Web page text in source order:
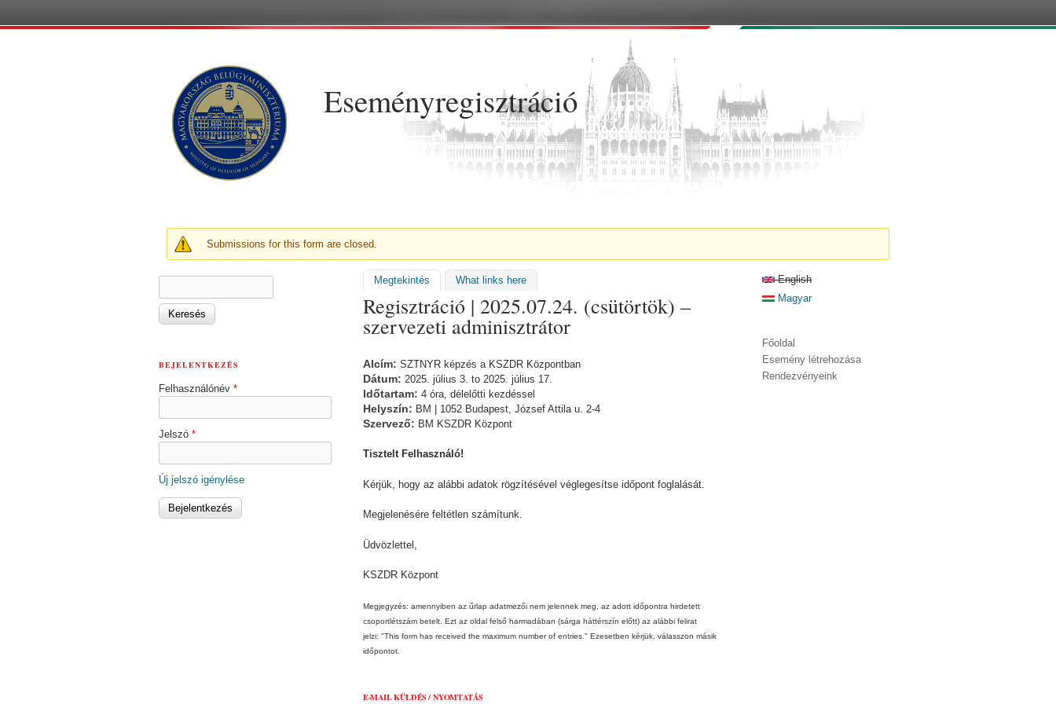
Eseményregisztráció
FIGYELMEZTETŐ ÜZENET
Submissions for this form are closed.
Megtekintés (aktív fül)What links here
Regisztráció | 2025.07.24. (csütörtök) –
szervezeti adminisztrátor
Alcím: SZTNYR képzés a KSZDR Központban
Dátum: 2025. július 3. to 2025. július 17.
Időtartam: 4 óra, délelőtti kezdéssel
Helyszín: BM | 1052 Budapest, József Attila u. 2-4
Szervező: BM KSZDR Központ
Tisztelt Felhasználó!
Kérjük, hogy az alábbi adatok rögzítésével véglegesítse időpont foglalását.
Megjelenésére feltétlen számítunk.
Üdvözlettel,
KSZDR Központ
Megjegyzés: amennyiben az űrlap adatmezői nem jelennek meg, az adott időpontra hirdetett
csoportlétszám betelt. Ezt az oldal felső harmadában (sárga háttérszín előtt) az alábbi felirat
jelzi: "This form has received the maximum number of entries." Ezesetben kérjük, válasszon másik
időpontot.
E-MAIL KÜLDÉS / NYOMTATÁS
KERESÉS ŰRLAP
BEJELENTKEZÉS
Felhasználónév *
Jelszó *
Új jelszó igénylése
English
Magyar
Főoldal
Esemény létrehozása
Rendezvényeink